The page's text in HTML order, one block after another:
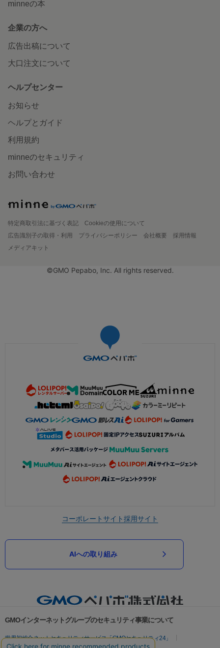
minneの本
企業の方へ
広告出稿について
大口注文について
ヘルプセンター
お知らせ
ヘルプとガイド
利用規約
minneのセキュリティ
お問い合わせ
特定商取引法に基づく表記
Cookieの使用について
広告識別子の取得・利用
プライバシーポリシー 会社概要
採用情報
メディアキット
©GMO Pepabo, Inc. All rights reserved.
コーポレートサイト採用サイト
AIへの取り組み
GMOインターネットグループのセキュリティ事業について
世界初総合ネットセキュリティサービス「GMOセキュリティ24」